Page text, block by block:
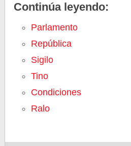
Continúa leyendo:
Parlamento
República
Sigilo
Tino
Condiciones
Ralo